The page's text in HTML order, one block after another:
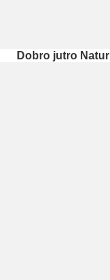
Dobro jutro Natur